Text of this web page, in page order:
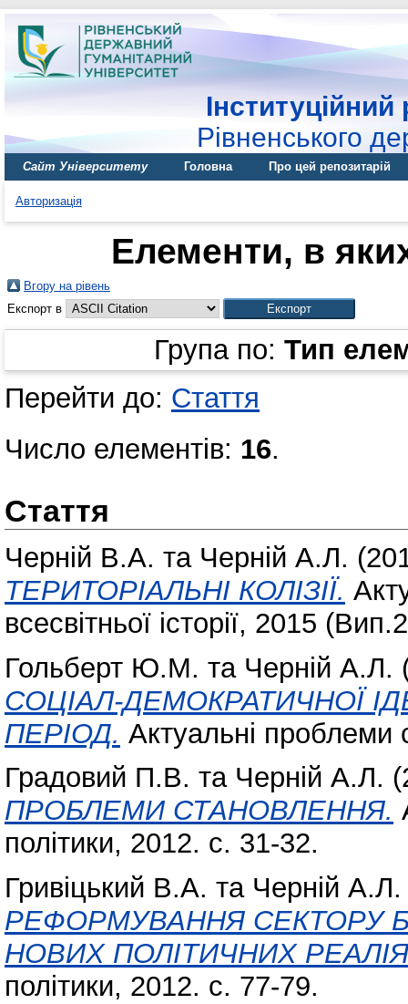
Інституційний
Рівненського
Сайт Університету Головна Про цей репозитарій
Авторизація
Елементи, в
Вгору на рівень
Експорт в
Група по: Тип
Перейти до: Стаття
Число елементів: 16.
Стаття
Черній В.А. та Черній А.Л.
ТЕРИТОРІАЛЬНІ КОЛІЗІЇ.
всесвітньої історії, 2015
Гольберт Ю.М. та Черній А.Л.
СОЦІАЛ-ДЕМОКРАТИЧНОЇ
ПЕРІОД. Актуальні проблеми
Градовий П.В. та Черній А.Л.
ПРОБЛЕМИ СТАНОВЛЕННЯ.
політики, 2012. с. 31-32.
Гривіцький В.А. та Черній А.Л.
РЕФОРМУВАННЯ СЕКТОРУ
НОВИХ ПОЛІТИЧНИХ
політики, 2012. с. 77-79.